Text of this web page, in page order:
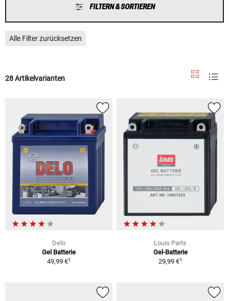
FILTERN & SORTIEREN
Alle Filter zurücksetzen
28 Artikelvarianten
Delo
Gel Batterie
49,99 €1
Louis Parts
Gel-Batterie
29,99 €1